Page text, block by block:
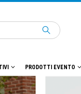
PRODOTTI EVENTO